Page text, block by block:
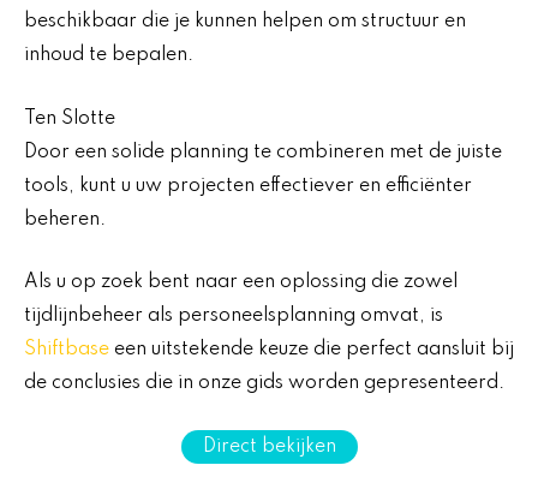
beschikbaar die je kunnen helpen om structuur en
inhoud te bepalen.
Ten Slotte
Door een solide planning te combineren met de juiste
tools, kunt u uw projecten effectiever en efficiënter
beheren.
Als u op zoek bent naar een oplossing die zowel
tijdlijnbeheer als personeelsplanning omvat, is
Shiftbase een uitstekende keuze die perfect aansluit bij
de conclusies die in onze gids worden gepresenteerd.
Direct bekijken